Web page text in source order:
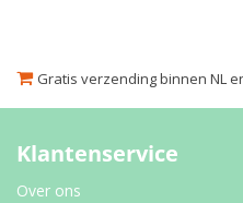
Gratis verzending binnen NL
Klantenservice
Over ons